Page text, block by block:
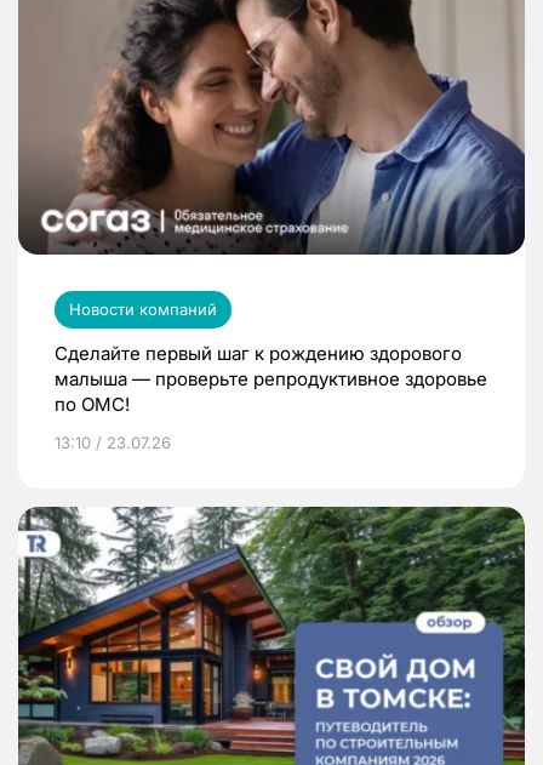
Новости компаний
Сделайте первый шаг к рождению здорового
малыша — проверьте репродуктивное здоровье
по ОМС!
13:10 / 23.07.26